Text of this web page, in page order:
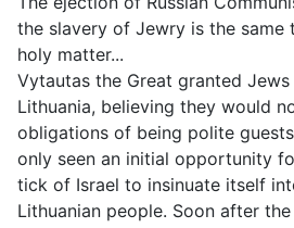
the slavery of Jewry is the same
holy matter...
Vytautas the Great granted
Lithuania, believing they would
obligations of being polite
only seen an initial opportunity
tick of Israel to insinuate itself
Lithuanian people. Soon after